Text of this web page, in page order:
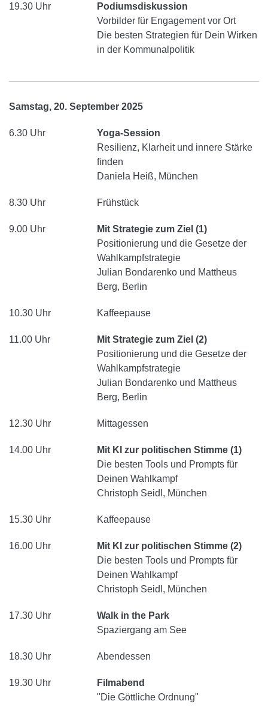
19.30 Uhr
Podiumsdiskussion
Vorbilder für Engagement vor Ort
Die besten Strategien für Dein Wirken
in der Kommunalpolitik
Samstag, 20. September 2025
6.30 Uhr
Yoga-Session
Resilienz, Klarheit und innere Stärke
finden
Daniela Heiß, München
8.30 Uhr Frühstück
9.00 Uhr
Mit Strategie zum Ziel (1)
Positionierung und die Gesetze der
Wahlkampfstrategie
Julian Bondarenko und Mattheus
Berg, Berlin
10.30 Uhr Kaffeepause
11.00 Uhr
Mit Strategie zum Ziel (2)
Positionierung und die Gesetze der
Wahlkampfstrategie
Julian Bondarenko und Mattheus
Berg, Berlin
12.30 Uhr Mittagessen
14.00 Uhr
Mit KI zur politischen Stimme (1)
Die besten Tools und Prompts für
Deinen Wahlkampf
Christoph Seidl, München
15.30 Uhr Kaffeepause
16.00 Uhr
Mit KI zur politischen Stimme (2)
Die besten Tools und Prompts für
Deinen Wahlkampf
Christoph Seidl, München
17.30 Uhr
Walk in the Park
Spaziergang am See
18.30 Uhr Abendessen
19.30 Uhr
Filmabend
"Die Göttliche Ordnung"